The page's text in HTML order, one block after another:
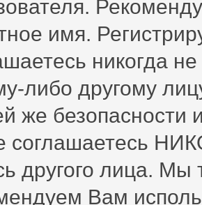
имя.
никогда
либо другому
же безопасности
соглашаетесь
другого лица.
Вам